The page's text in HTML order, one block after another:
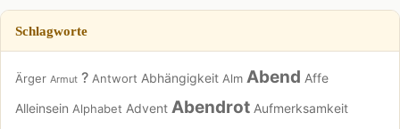
Schlagworte
Ärger Armut ? Antwort Abhängigkeit Alm Abend Affe
Alleinsein Alphabet Advent Abendrot Aufmerksamkeit